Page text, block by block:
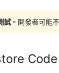
試 。開發者可能